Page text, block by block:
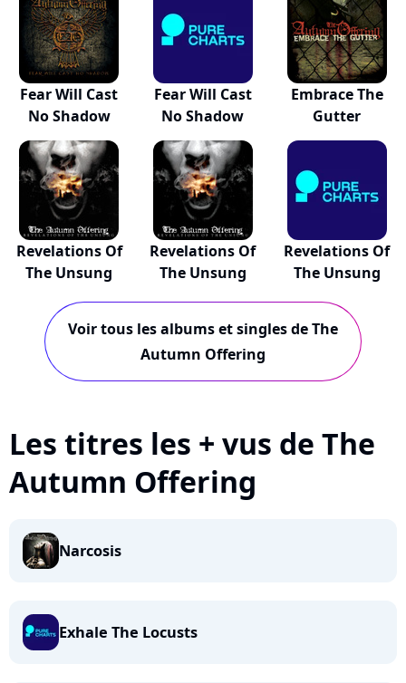
Fear Will Cast
No Shadow
Fear Will Cast
No Shadow
Embrace The
Gutter
Revelations Of
The Unsung
Revelations Of
The Unsung
Revelations Of
The Unsung
Voir tous les albums et singles de The
Autumn Offering
Les titres les + vus de The
Autumn Offering
Narcosis
Exhale The Locusts